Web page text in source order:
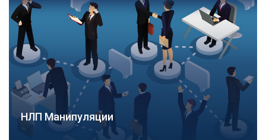
НЛП Манипуляции